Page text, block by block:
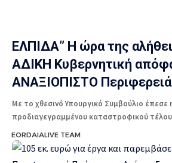
ΕΛΠΙΔΑ” Η ώρα της
ΑΔΙΚΗ Κυβερνητική
ΑΝΑΞΙΟΠΙΣΤΟ
Με το χθεσινό Υπουργικό Συμβούλιο έπεσε
προδιαγεγραμμένου καταστροφικού
EORDAIALIVE TEAM